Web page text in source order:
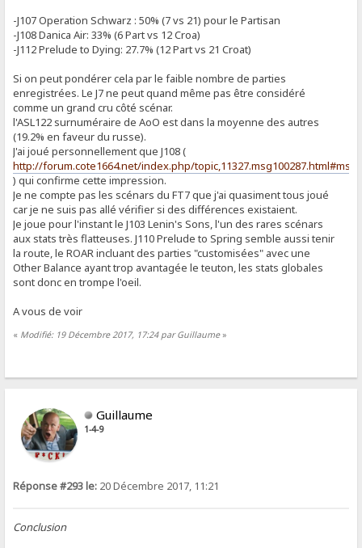
-J107 Operation Schwarz : 50% (7 vs 21) pour le Partisan
-J108 Danica Air: 33% (6 Part vs 12 Croa)
-J112 Prelude to Dying: 27.7% (12 Part vs 21 Croat)
Si on peut pondérer cela par le faible nombre de parties
enregistrées. Le J7 ne peut quand même pas être considéré
comme un grand cru côté scénar.
l'ASL122 surnuméraire de AoO est dans la moyenne des autres
(19.2% en faveur du russe).
J'ai joué personnellement que J108 (
http://forum.cote1664.net/index.php/
) qui confirme cette impression.
Je ne compte pas les scénars du FT7 que j'ai quasiment tous joué
car je ne suis pas allé vérifier si des différences existaient.
Je joue pour l'instant le J103 Lenin's Sons, l'un des rares scénars
aux stats très flatteuses. J110 Prelude to Spring semble aussi tenir
la route, le ROAR incluant des parties "customisées" avec une
Other Balance ayant trop avantagée le teuton, les stats globales
sont donc en trompe l'oeil.
A vous de voir
« Modifié: 19 Décembre 2017, 17:24 par Guillaume»
Guillaume
1-4-9
Réponse #293 le: 20 Décembre 2017, 11:21
Conclusion